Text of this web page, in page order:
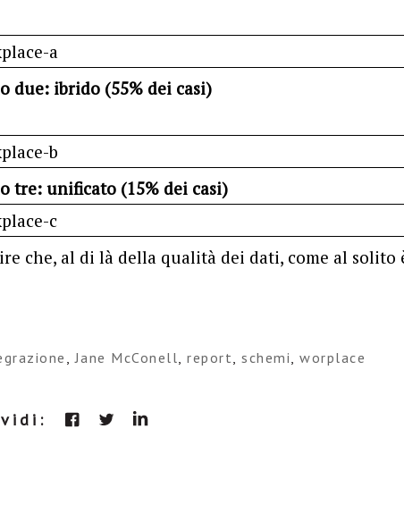
due: ibrido (55% dei casi)
tre: unificato (15% dei casi)
che, al di là della qualità dei dati, come al
,Jane McConell,report,schemi,worplace